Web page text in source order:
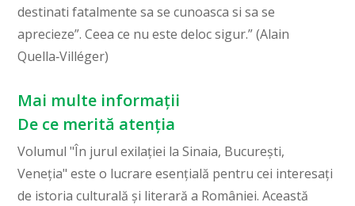
destinati fatalmente sa se cunoasca si sa se
aprecieze”. Ceea ce nu este deloc sigur.” (Alain
Quella‑Villéger)
Mai multe informații
De ce merită atenția
Volumul "În jurul exilației la Sinaia, București,
Veneția" este o lucrare esențială pentru cei interesați
de istoria culturală și literară a României. Această